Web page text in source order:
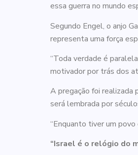
essa guerra no mundo
Segundo Engel, o anjo
representa uma força
“Toda verdade é
motivador por trás dos
A pregação foi realizada
será lembrada por
“Enquanto tiver um
“Israel é o relógio do